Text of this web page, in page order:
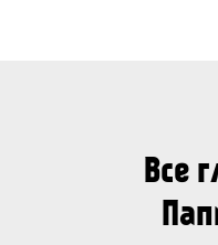
Фишки книги
Новые сказки
Все